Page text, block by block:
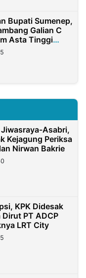
Bupati Sumenep,
Galian C
Asta Tinggi
Asabri,
Kejagung Periksa
Nirwan Bakrie
KPK Didesak
Dirut PT ADCP
LRT City